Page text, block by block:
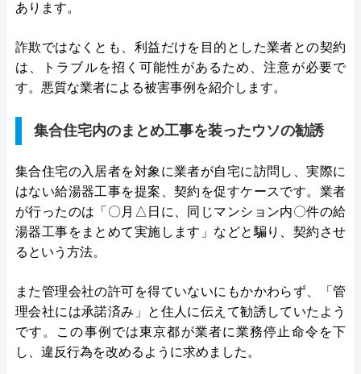
あります。
詐欺ではなくとも、利益だけを目的とした業者との契約
は、トラブルを招く可能性があるため、注意が必要で
す。悪質な業者による被害事例を紹介します。
集合住宅内のまとめ工事を装ったウソの勧誘
集合住宅の入居者を対象に業者が自宅に訪問し、実際に
はない給湯器工事を提案、契約を促すケースです。業者
が行ったのは「〇月△日に、同じマンション内〇件の給
湯器工事をまとめて実施します」などと騙り、契約させ
るという方法。
また管理会社の許可を得ていないにもかかわらず、「管
理会社には承諾済み」と住人に伝えて勧誘していたよう
です。この事例では東京都が業者に業務停止命令を下
し、違反行為を改めるように求めました。